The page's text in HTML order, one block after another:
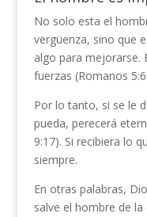
No solo esta el
vergüen­za, sino que
algo para mejorarse.
fuerzas (Romanos
Por lo tanto, si se le
pueda, perecerá
9:17). Si recibiera lo
siempre.
En otras palabras,
salve el hombre de